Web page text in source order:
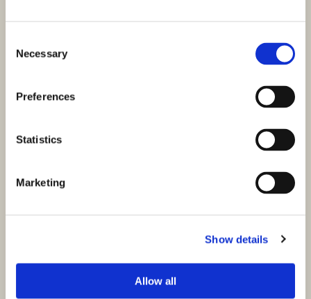
Selection
Necessary
Preferences
Statistics
Marketing
Show details
Allow all
ID: 3593
Raj na Šolti: Očarljiv vrt in terase s panoramskim
Šolta, Šolta
Zemljišče (m²) : 560 M²
Oddaljenost od morja : 50
je naprodaj prava oaza miru in narave. Hiša je…